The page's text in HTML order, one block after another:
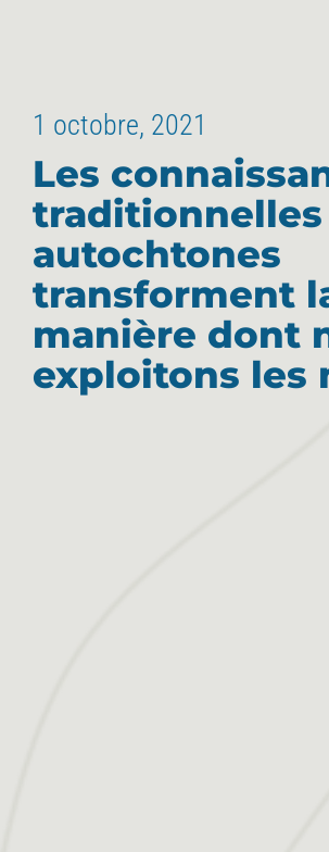
1 octobre, 2021
Les
traditionnelles
autochtones
transforment
manière dont
exploitons les